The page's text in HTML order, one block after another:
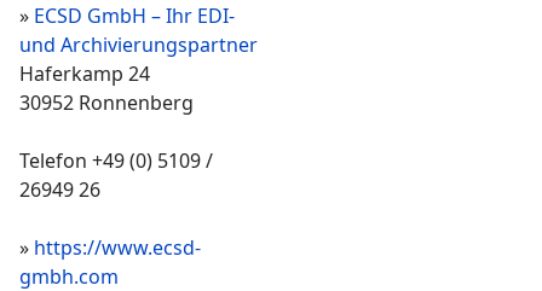
» ECSD GmbH – Ihr EDI-
und Archivierungspartner
Haferkamp 24
30952 Ronnenberg
Telefon +49 (0) 5109 /
26949 26
» https://www.ecsd-
gmbh.com